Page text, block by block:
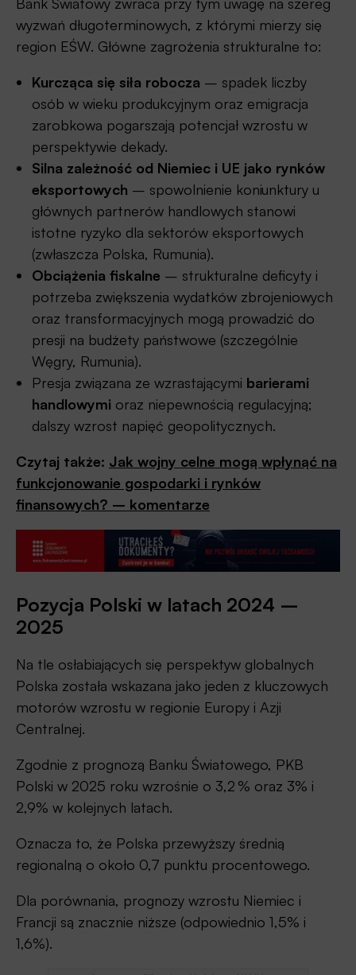
Bank Światowy zwraca przy tym uwagę na szereg
wyzwań długoterminowych, z którymi mierzy się
region EŚW. Główne zagrożenia strukturalne to:
Kurcząca się siła robocza – spadek liczby
osób w wieku produkcyjnym oraz emigracja
zarobkowa pogarszają potencjał wzrostu w
perspektywie dekady.
Silna zależność od Niemiec i UE jako rynków
eksportowych – spowolnienie koniunktury u
głównych partnerów handlowych stanowi
istotne ryzyko dla sektorów eksportowych
(zwłaszcza Polska, Rumunia).
Obciążenia fiskalne – strukturalne deficyty i
potrzeba zwiększenia wydatków zbrojeniowych
oraz transformacyjnych mogą prowadzić do
presji na budżety państwowe (szczególnie
Węgry, Rumunia).
Presja związana ze wzrastającymi barierami
handlowymi oraz niepewnością regulacyjną;
dalszy wzrost napięć geopolitycznych.
Czytaj także: Jak wojny celne mogą wpłynąć na
funkcjonowanie gospodarki i rynków
finansowych? – komentarze
Pozycja Polski w latach 2024 –
2025
Na tle osłabiających się perspektyw globalnych
Polska została wskazana jako jeden z kluczowych
motorów wzrostu w regionie Europy i Azji
Centralnej.
Zgodnie z prognozą Banku Światowego, PKB
Polski w 2025 roku wzrośnie o 3,2 % oraz 3% i
2,9% w kolejnych latach.
Oznacza to, że Polska przewyższy średnią
regionalną o około 0,7 punktu procentowego.
Dla porównania, prognozy wzrostu Niemiec i
Francji są znacznie niższe (odpowiednio 1,5% i
1,6%).